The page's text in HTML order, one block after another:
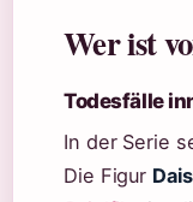
Wer ist
Todesfälle
In der Serie
Die Figur